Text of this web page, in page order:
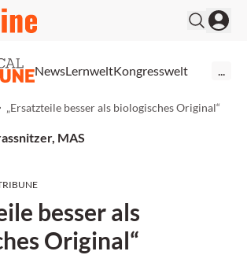
NewsLernweltKongresswelt
„Ersatzteile besser als biologisches Original“
MAS
besser als
Original“